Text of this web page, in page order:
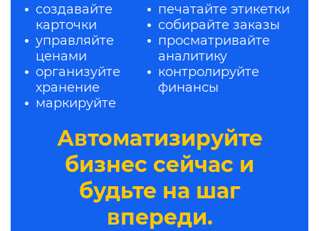
создавайте
карточки
управляйте
ценами
организуйте
хранение
маркируйте
печатайте этикетки
собирайте заказы
просматривайте
аналитику
контролируйте
финансы
Автоматизируйте
бизнес сейчас и
будьте на шаг
впереди.